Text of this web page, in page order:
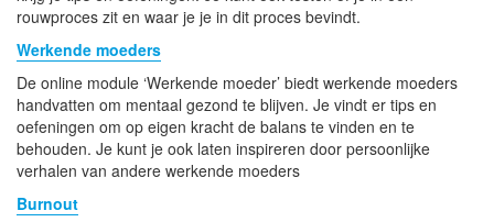
rouwproces zit en waar je je in dit proces bevindt.
Werkende moeders
De online module ‘Werkende moeder’ biedt werkende moeders
handvatten om mentaal gezond te blijven. Je vindt er tips en
oefeningen om op eigen kracht de balans te vinden en te
behouden. Je kunt je ook laten inspireren door persoonlijke
verhalen van andere werkende moeders
Burnout